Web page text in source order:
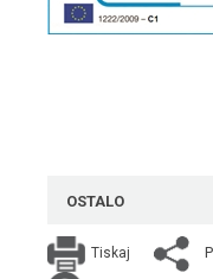
OSTALO
Tiskaj